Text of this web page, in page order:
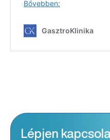
Lépjen